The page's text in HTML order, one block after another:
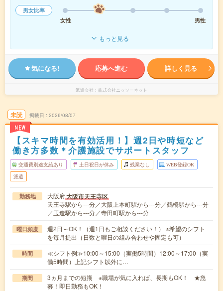
男女比率
女性
男性
もっと見る
気になる! 応募へ進む 詳しく見る
派遣会社 株式会社ニッソーネット
未読
NEW
掲載日 2026/08/07
【スキマ時間を有効活用！】週2日や時短など
働き方多数＊介護施設でサポートスタッフ
交通費別途支給あり 土日祝日が休み 残業なし WEB登録OK
派遣
勤務地 大阪府大阪市天王寺区
天王寺駅から---分／大阪上本町駅から---分／鶴橋駅から---分
／玉造駅から---分／寺田町駅から---分
曜日頻度
週2日～OK！（週1日もご相談ください！） ※希望のシフト
を毎月提出（日数と曜日の組み合わせや固定も可）
時間
≪シフト例≫10:00～15:00（実働5時間）12:00～17:00（実
働5時間）上記シフト以外に…
期間
3ヵ月までの短期 ※職場が気に入れば、長期もOK！ ★急
募！即日勤務もOK！